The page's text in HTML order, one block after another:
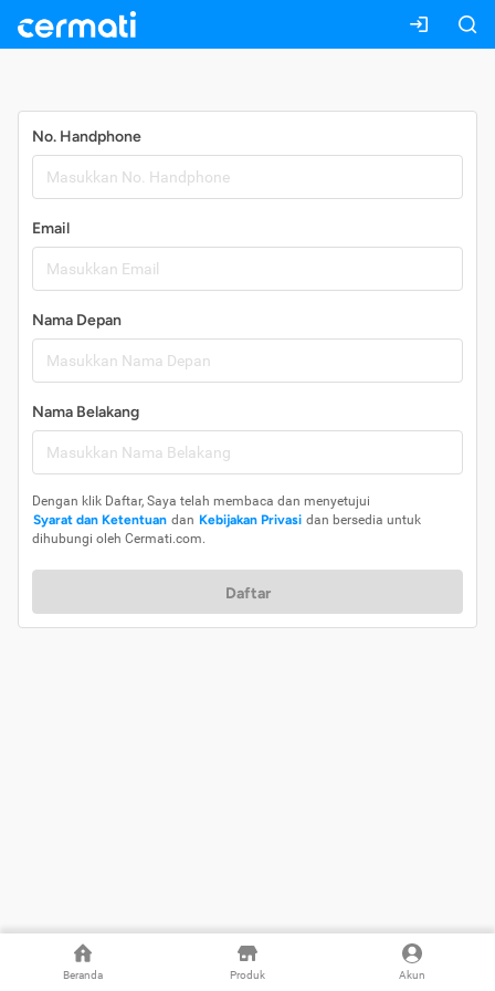
Beranda Produk Akun
No. Handphone
Email
Nama Depan
Nama Belakang
Dengan klik Daftar, Saya telah membaca dan menyetujui
Syarat dan Ketentuan dan Kebijakan Privasi dan bersedia untuk
dihubungi oleh Cermati.com.
Daftar